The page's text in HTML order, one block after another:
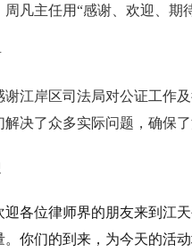
周凡主任用“感谢、欢迎、期
谢江岸区司法局对公证工作
解决了众多实际问题，确保
迎各位律师界的朋友来到江
。你们的到来，为今天的活